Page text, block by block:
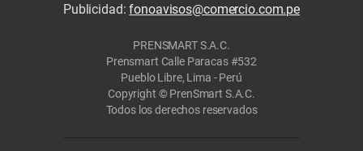
Publicidad:fonoavisos@comercio.com.pe
PRENSMART S.A.C.
Prensmart Calle Paracas #532
Pueblo Libre, Lima - Perú
Copyright © PrenSmart S.A.C.
Todos los derechos reservados